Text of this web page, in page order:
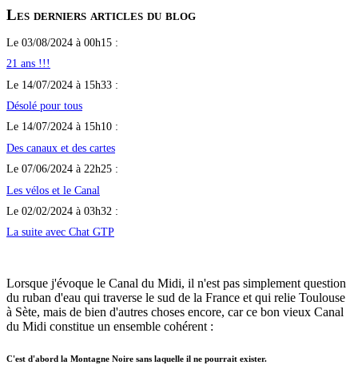
Les derniers articles du blog
Le 03/08/2024 à 00h15 :
21 ans !!!
Le 14/07/2024 à 15h33 :
Désolé pour tous
Le 14/07/2024 à 15h10 :
Des canaux et des cartes
Le 07/06/2024 à 22h25 :
Les vélos et le Canal
Le 02/02/2024 à 03h32 :
La suite avec Chat GTP
Lorsque j'évoque le Canal du Midi, il n'est pas simplement question
du ruban d'eau qui traverse le sud de la France et qui relie Toulouse
à Sète, mais de bien d'autres choses encore, car ce bon vieux Canal
du Midi constitue un ensemble cohérent :
C'est d'abord la Montagne Noire sans laquelle il ne pourrait exister.